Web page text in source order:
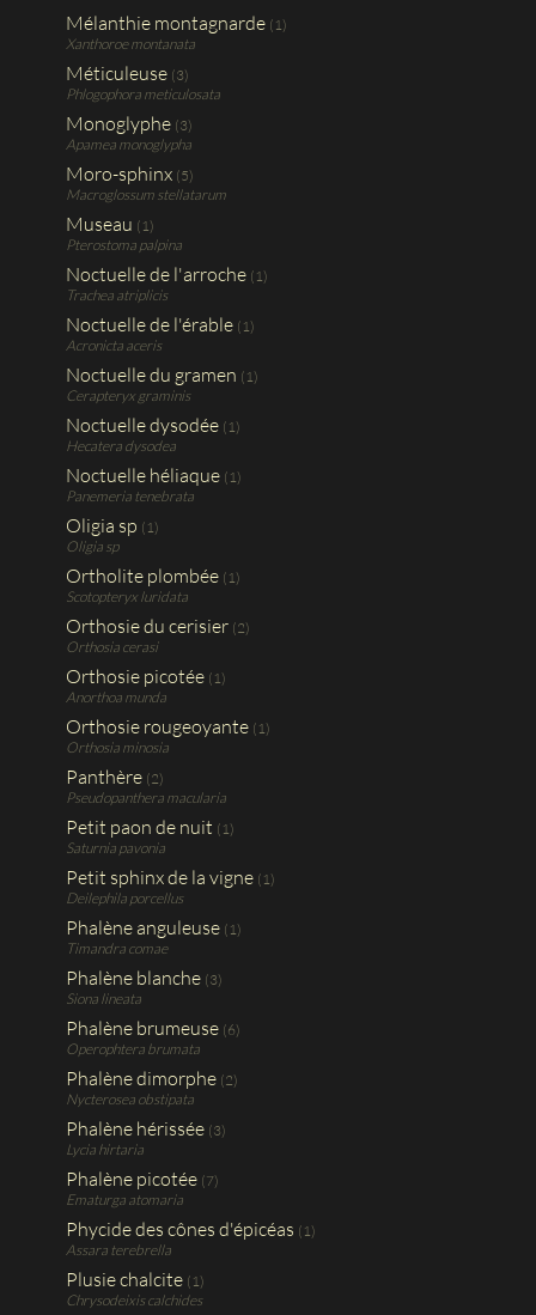
Mélanthie montagnarde (1)
Xanthoroe montanata
Méticuleuse (3)
Phlogophora meticulosata
Monoglyphe (3)
Apamea monoglypha
Moro-sphinx (5)
Macroglossum stellatarum
Museau (1)
Pterostoma palpina
Noctuelle de l'arroche (1)
Trachea atriplicis
Noctuelle de l'érable (1)
Acronicta aceris
Noctuelle du gramen (1)
Cerapteryx graminis
Noctuelle dysodée (1)
Hecatera dysodea
Noctuelle héliaque (1)
Panemeria tenebrata
Oligia sp (1)
Oligia sp
Ortholite plombée (1)
Scotopteryx luridata
Orthosie du cerisier (2)
Orthosia cerasi
Orthosie picotée (1)
Anorthoa munda
Orthosie rougeoyante (1)
Orthosia minosia
Panthère (2)
Pseudopanthera macularia
Petit paon de nuit (1)
Saturnia pavonia
Petit sphinx de la vigne (1)
Deilephila porcellus
Phalène anguleuse (1)
Timandra comae
Phalène blanche (3)
Siona lineata
Phalène brumeuse (6)
Operophtera brumata
Phalène dimorphe (2)
Nycterosea obstipata
Phalène hérissée (3)
Lycia hirtaria
Phalène picotée (7)
Ematurga atomaria
Phycide des cônes d'épicéas (1)
Assara terebrella
Plusie chalcite (1)
Chrysodeixis calchides